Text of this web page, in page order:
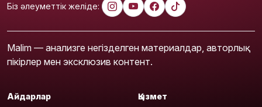
Біз әлеуметтік желіде:
Malim — анализге негізделген материалдар, авторлық
пікірлер мен эксклюзив контент.
Айдарлар Қызмет